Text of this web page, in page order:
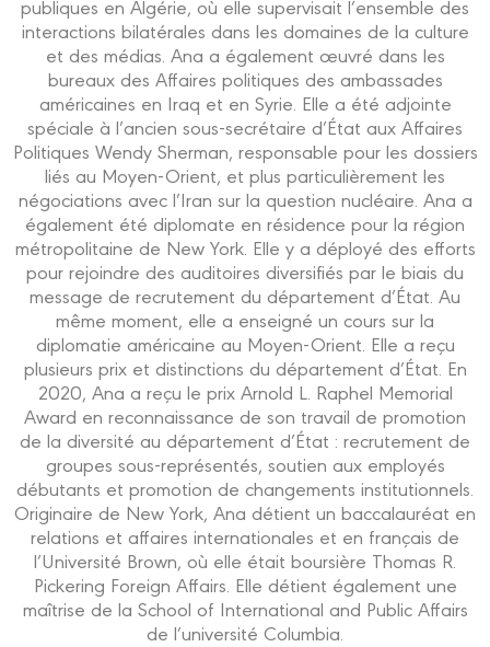
publiques en Algérie, où elle supervisait l’ensemble des
interactions bilatérales dans les domaines de la culture
et des médias. Ana a également œuvré dans les
bureaux des Affaires politiques des ambassades
américaines en Iraq et en Syrie. Elle a été adjointe
spéciale à l’ancien sous-secrétaire d’État aux Affaires
Politiques Wendy Sherman, responsable pour les dossiers
liés au Moyen-Orient, et plus particulièrement les
négociations avec l’Iran sur la question nucléaire. Ana a
également été diplomate en résidence pour la région
métropolitaine de New York. Elle y a déployé des efforts
pour rejoindre des auditoires diversifiés par le biais du
message de recrutement du département d’État. Au
même moment, elle a enseigné un cours sur la
diplomatie américaine au Moyen-Orient. Elle a reçu
plusieurs prix et distinctions du département d’État. En
2020, Ana a reçu le prix Arnold L. Raphel Memorial
Award en reconnaissance de son travail de promotion
de la diversité au département d’État : recrutement de
groupes sous-représentés, soutien aux employés
débutants et promotion de changements institutionnels.
Originaire de New York, Ana détient un baccalauréat en
relations et affaires internationales et en français de
l’Université Brown, où elle était boursière Thomas R.
Pickering Foreign Affairs. Elle détient également une
maîtrise de la School of International and Public Affairs
de l’université Columbia.